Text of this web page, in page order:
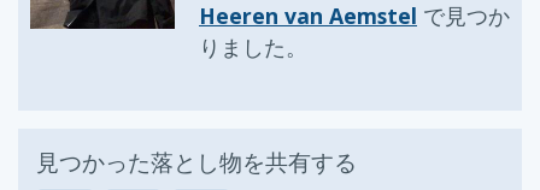
Heeren van Aemstel で見つか
りました。
見つかった落とし物を共有する